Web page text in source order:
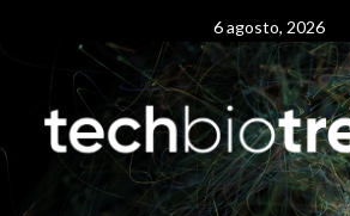
6 agosto, 2026